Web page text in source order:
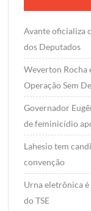
Avante oficializa
dos Deputados
Weverton Rocha
Operação Sem
Governador
de feminicídio
Lahesio tem
convenção
Urna eletrônica
do TSE